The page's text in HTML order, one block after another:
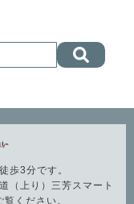
歩3分です。
（上り）三芳スマート
ください。